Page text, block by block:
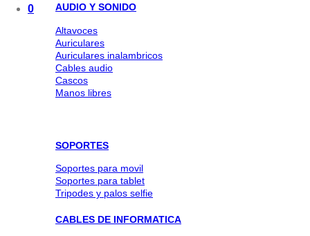
0 AUDIO Y SONIDO
Altavoces
Auriculares
Auriculares inalambricos
Cables audio
Cascos
Manos libres
SOPORTES
Soportes para movil
Soportes para tablet
Tripodes y palos selfie
CABLES DE INFORMATICA